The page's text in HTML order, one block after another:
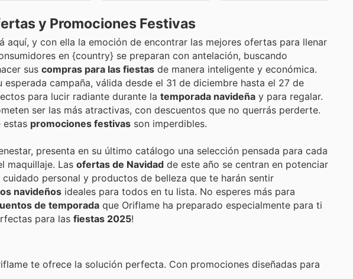
y Promociones Festivas
y con ella la emoción de encontrar las mejores ofertas para llenar
en {country} se preparan con antelación, buscando
sus compras para las fiestas de manera inteligente y económica.
campaña, válida desde el 31 de diciembre hasta el 27 de
para lucir radiante durante la temporada navideña y para regalar.
ser las más atractivas, con descuentos que no querrás perderte.
promociones festivas son imperdibles.
presenta en su último catálogo una selección pensada para cada
maquillaje. Las ofertas de Navidad de este año se centran en potenciar
personal y productos de belleza que te harán sentir
navideños ideales para todos en tu lista. No esperes más para
de temporada que Oriflame ha preparado especialmente para ti
para las fiestas 2025!
te ofrece la solución perfecta. Con promociones diseñadas para